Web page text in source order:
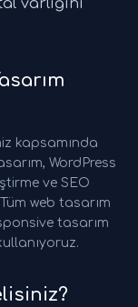
varlığını
kapsamında
WordPress
ve SEO
web tasarım
tasarım